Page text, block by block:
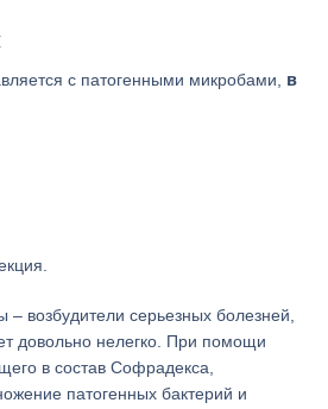
с патогенными микробами, в
возбудители серьезных болезней,
довольно нелегко. При помощи
в состав Софрадекса,
патогенных бактерий и